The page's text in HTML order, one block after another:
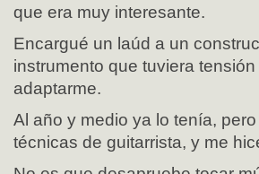
que era muy interesante.
Encargué un laúd a un
instrumento que tuviera
adaptarme.
Al año y medio ya lo tenía,
técnicas de guitarrista, y me